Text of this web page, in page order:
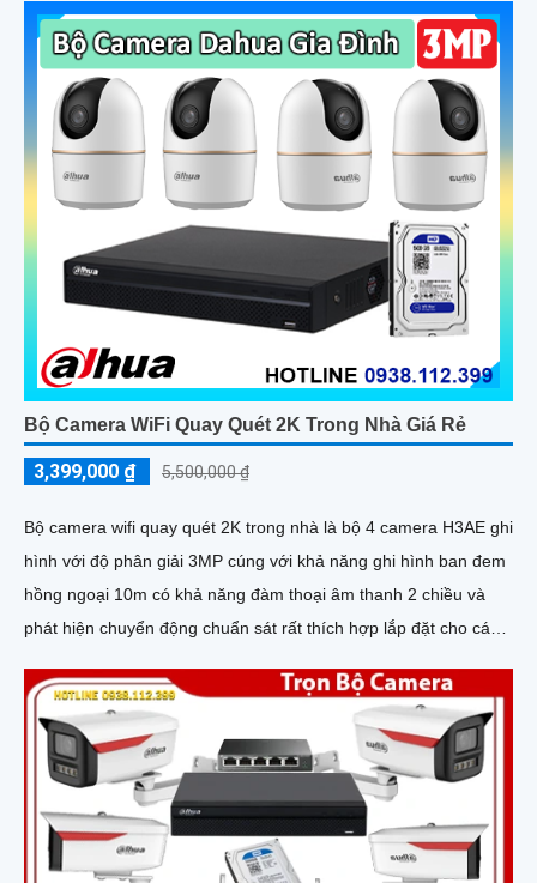
đêm
Bộ Camera WiFi Quay Quét 2K Trong Nhà Giá Rẻ
3,399,000 ₫ 5,500,000 ₫
Bộ camera wifi quay quét 2K trong nhà là bộ 4 camera H3AE ghi
hình với độ phân giải 3MP cúng với khả năng ghi hình ban đem
hồng ngoại 10m có khả năng đàm thoại âm thanh 2 chiều và
phát hiện chuyển động chuẩn sát rất thích hợp lắp đặt cho các
có thể giám sát đêm vừa có thể đàm thoại được âm thanh 2
chiều.